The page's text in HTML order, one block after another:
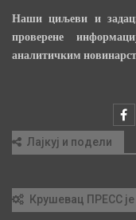
Наши циљеви и
проверене
аналитичким
Лајкуј и подели
Крушевац ПРЕСС је